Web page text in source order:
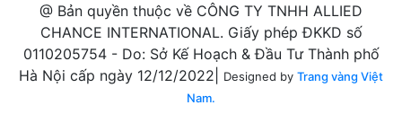
@ Bản quyền thuộc về CÔNG TY TNHH ALLIED
CHANCE INTERNATIONAL. Giấy phép ĐKKD số
0110205754 - Do: Sở Kế Hoạch & Đầu Tư Thành phố
Hà Nội cấp ngày 12/12/2022|
Designed by Trang vàng Việt
Nam.